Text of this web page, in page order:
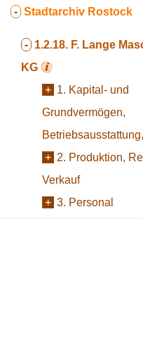
- Stadtarchiv Rostock
- 1.2.18. F. Lange
KG
+ 1. Kapital- und
Grundvermögen,
+ 2. Produktion,
Verkauf
+ 3. Personal